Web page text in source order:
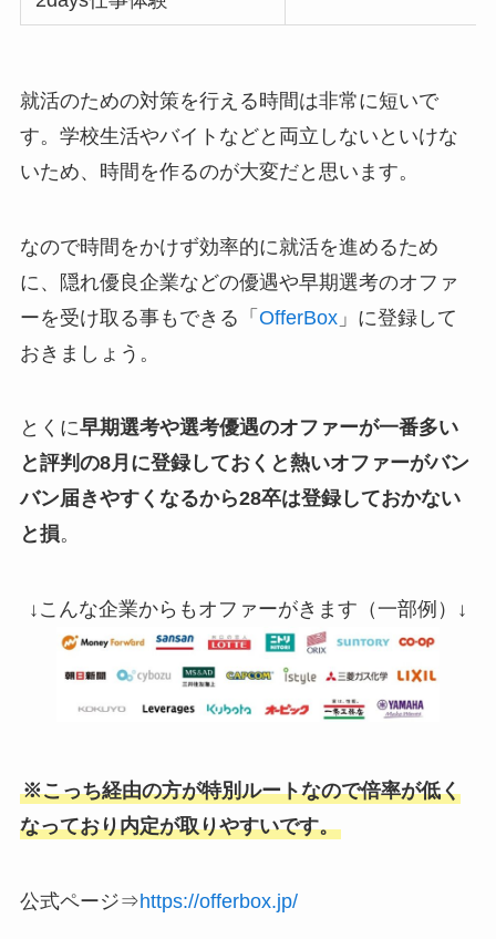
就活のための対策を行える時間は非常に短いで
す。学校生活やバイトなどと両立しないといけな
いため、時間を作るのが大変だと思います。
なので時間をかけず効率的に就活を進めるため
に、隠れ優良企業などの優遇や早期選考のオファ
ーを受け取る事もできる「 OfferBox」に登録して
おきましょう。
とくに早期選考や選考優遇のオファーが一番多い
と評判の8月に登録しておくと熱いオファーがバン
バン届きやすくなるから28卒は登録しておかない
と損。
↓こんな企業からもオファーがきます（一部例）↓
※こっち経由の方が特別ルートなので倍率が低く
なっており内定が取りやすいです。
公式ページ⇒https://offerbox.jp/